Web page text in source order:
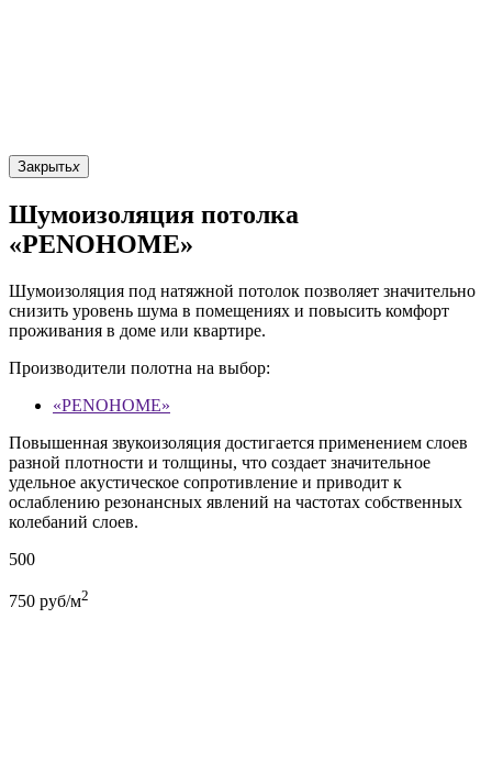
Закрытьx
Шумоизоляция потолка
«PENOHOME»
Шумоизоляция под натяжной потолок позволяет значительно
снизить уровень шума в помещениях и повысить комфорт
проживания в доме или квартире.
Производители полотна на выбор:
«PENOHOME»
Повышенная звукоизоляция достигается применением слоев
разной плотности и толщины, что создает значительное
удельное акустическое сопротивление и приводит к
ослаблению резонансных явлений на частотах собственных
колебаний слоев.
500
750 руб/м2